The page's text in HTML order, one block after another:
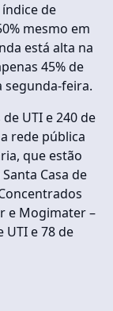
de
mesmo em
está alta na
45% de
segunda-feira.
UTI e 240 de
rede pública
que estão
Casa de
e Mogimater –
e 78 de